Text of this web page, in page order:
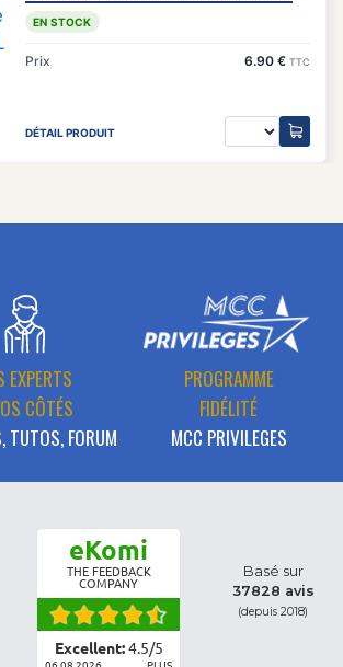
EN STOCK
Prix 6.90 € TTC
DÉTAIL PRODUIT
EXPERTS
CÔTÉS
TUTOS, FORUM
PROGRAMME
FIDÉLITÉ
MCC PRIVILEGES
eKomi
THE FEEDBACK
COMPANY
Excellent:4.5/5
Basé sur
37828 avis
(depuis 2018)